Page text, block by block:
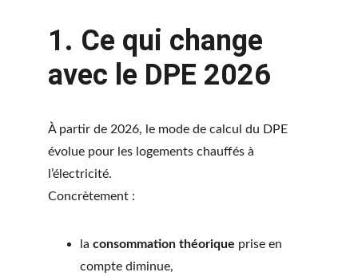
1. Ce qui change
avec le DPE 2026
À partir de 2026, le mode de calcul du DPE
évolue pour les logements chauffés à
l’électricité.
Concrètement :
la consommation théorique prise en
compte diminue,